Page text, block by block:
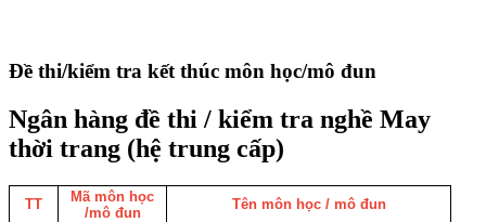
Đề thi/kiểm tra kết thúc môn học/mô đun
Ngân hàng đề thi / kiểm tra nghề May
thời trang (hệ trung cấp)
TT
Mã môn học
/mô đun
Tên môn học / mô đun